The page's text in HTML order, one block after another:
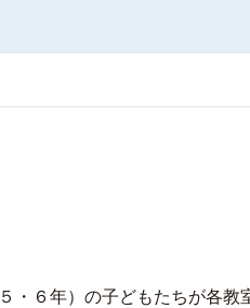
・６年）の子どもたちが各教